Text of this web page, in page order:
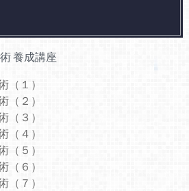
養成講座
（１）
（２）
（３）
（４）
（５）
（６）
（７）